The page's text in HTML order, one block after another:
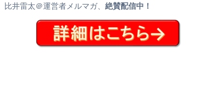
比井雷太＠運営者メルマガ、 絶賛配信中！